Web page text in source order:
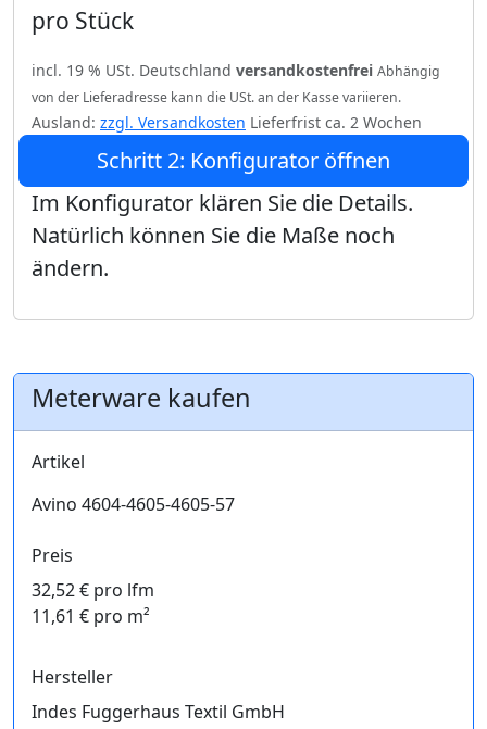
pro Stück
incl. 19 % USt. Deutschland versandkostenfrei Abhängig
von der Lieferadresse kann die USt. an der Kasse variieren.
Ausland: zzgl. Versandkosten Lieferfrist ca. 2 Wochen
Schritt 2: Konfigurator öffnen
Im Konfigurator klären Sie die Details.
Natürlich können Sie die Maße noch
ändern.
Meterware kaufen
Artikel
Avino 4604-4605-4605-57
Preis
32,52 € pro lfm
11,61 € pro m²
Hersteller
Indes Fuggerhaus Textil GmbH